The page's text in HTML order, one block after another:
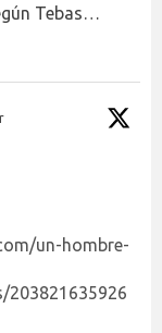
Tebas…
un-hombre-
203821635926